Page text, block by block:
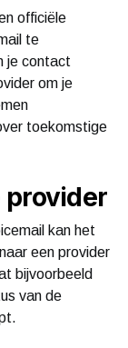
officiële
te
je contact
om je
toekomstige
provider
kan het
een provider
bijvoorbeeld
van de